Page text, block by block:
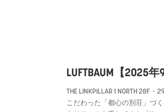
LUFTBAUM【2025年
THE LINKPILLAR 1 NORTH
こだわった「都心の別荘」づ